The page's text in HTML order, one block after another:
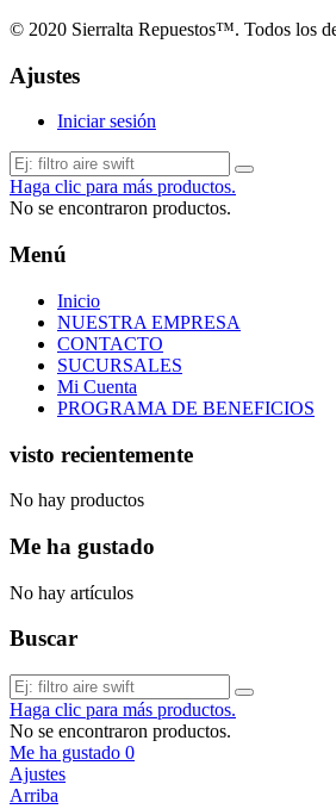
© 2020 Sierralta Repuestos™. Todos los
Ajustes
Iniciar sesión
Haga clic para más productos.
No se encontraron productos.
Menú
Inicio
NUESTRA EMPRESA
CONTACTO
SUCURSALES
Mi Cuenta
PROGRAMA DE BENEFICIOS
visto recientemente
No hay productos
Me ha gustado
No hay artículos
Buscar
Haga clic para más productos.
No se encontraron productos.
Me ha gustado 0
Ajustes
Arriba